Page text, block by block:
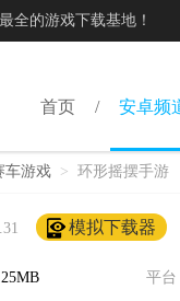
全的游戏下载基地！
首页 安卓频
车游戏 > 环形摇摆手游
模拟下载器
平台